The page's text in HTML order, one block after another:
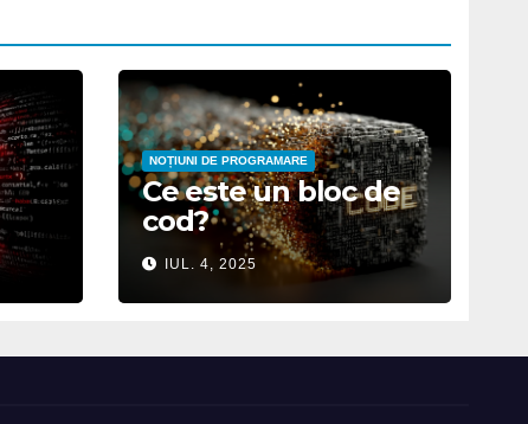
NOȚIUNI DE PROGRAMARE
Ce este un bloc de
cod?
IUL. 4, 2025